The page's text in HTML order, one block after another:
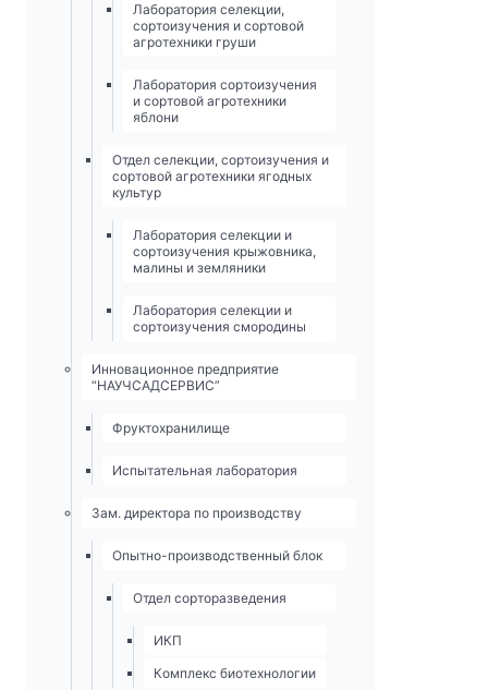
Лаборатория селекции,
сортоизучения и сортовой
агротехники груши
Лаборатория сортоизучения
и сортовой агротехники
яблони
Отдел селекции, сортоизучения и
сортовой агротехники ягодных
культур
Лаборатория селекции и
сортоизучения крыжовника,
малины и земляники
Лаборатория селекции и
сортоизучения смородины
Инновационное предприятие
“НАУЧСАДСЕРВИС”
Фруктохранилище
Испытательная лаборатория
Зам. директора по производству
Опытно-­производственный блок
Отдел сорторазведения
ИКП
Комплекс биотехнологии